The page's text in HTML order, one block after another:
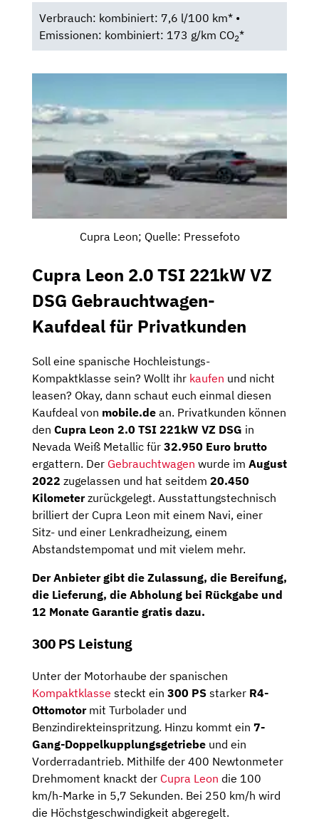
Verbrauch: kombiniert: 7,6 l/100 km* •
Emissionen: kombiniert: 173 g/km CO2*
Cupra Leon; Quelle: Pressefoto
Cupra Leon 2.0 TSI 221kW VZ
DSG Gebrauchtwagen-
Kaufdeal für Privatkunden
Soll eine spanische Hochleistungs-
Kompaktklasse sein? Wollt ihr kaufen und nicht
leasen? Okay, dann schaut euch einmal diesen
Kaufdeal von mobile.de an. Privatkunden können
den Cupra Leon 2.0 TSI 221kW VZ DSG in
Nevada Weiß Metallic für 32.950 Euro brutto
ergattern. Der Gebrauchtwagen wurde im August
2022 zugelassen und hat seitdem 20.450
Kilometerzurückgelegt. Ausstattungstechnisch
brilliert der Cupra Leon mit einem Navi, einer
Sitz- und einer Lenkradheizung, einem
Abstandstempomat und mit vielem mehr.
Der Anbieter gibt die Zulassung, die Bereifung,
die Lieferung, die Abholung bei Rückgabe und
12 Monate Garantie gratis dazu.
300 PS Leistung
Unter der Motorhaube der spanischen
Kompaktklasse steckt ein 300 PS starker R4-
Ottomotormit Turbolader und
Benzindirekteinspritzung. Hinzu kommt ein 7-
Gang-Doppelkupplungsgetriebe und ein
Vorderradantrieb. Mithilfe der 400 Newtonmeter
Drehmoment knackt der Cupra Leon die 100
km/h-Marke in 5,7 Sekunden. Bei 250 km/h wird
die Höchstgeschwindigkeit abgeregelt.